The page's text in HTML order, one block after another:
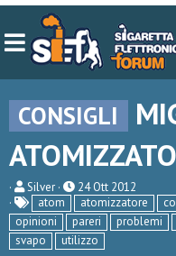
CONSIGLI
C
r
e
a
t
Silver
D
a
t
a
d
24 Ott 2012
atom
atomizzatore
opinioni
pareri problemi
svapo
utilizzo